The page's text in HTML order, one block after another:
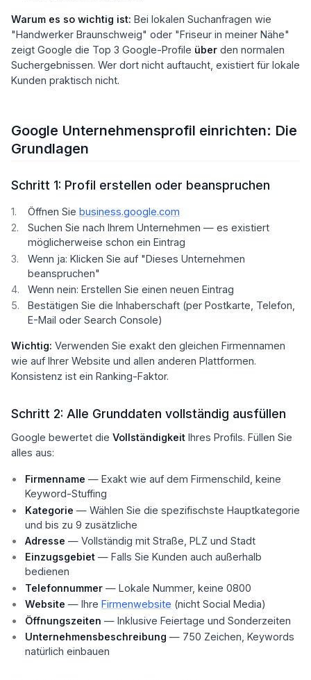
Warum es so wichtig ist: Bei lokalen Suchanfragen wie
"Handwerker Braunschweig" oder "Friseur in meiner Nähe"
zeigt Google die Top 3 Google-Profile über den normalen
Suchergebnissen. Wer dort nicht auftaucht, existiert für lokale
Kunden praktisch nicht.
Google Unternehmensprofil einrichten: Die
Grundlagen
Schritt 1: Profil erstellen oder beanspruchen
Öffnen Sie business.google.com
Suchen Sie nach Ihrem Unternehmen — es existiert
möglicherweise schon ein Eintrag
Wenn ja: Klicken Sie auf "Dieses Unternehmen
beanspruchen"
Wenn nein: Erstellen Sie einen neuen Eintrag
Bestätigen Sie die Inhaberschaft (per Postkarte, Telefon,
E-Mail oder Search Console)
Wichtig: Verwenden Sie exakt den gleichen Firmennamen
wie auf Ihrer Website und allen anderen Plattformen.
Konsistenz ist ein Ranking-Faktor.
Schritt 2: Alle Grunddaten vollständig ausfüllen
Google bewertet die Vollständigkeit Ihres Profils. Füllen Sie
alles aus:
Firmenname — Exakt wie auf dem Firmenschild, keine
Keyword-Stuffing
Kategorie — Wählen Sie die spezifischste Hauptkategorie
und bis zu 9 zusätzliche
Adresse — Vollständig mit Straße, PLZ und Stadt
Einzugsgebiet — Falls Sie Kunden auch außerhalb
bedienen
Telefonnummer — Lokale Nummer, keine 0800
Website — Ihre Firmenwebsite (nicht Social Media)
Öffnungszeiten — Inklusive Feiertage und Sonderzeiten
Unternehmensbeschreibung — 750 Zeichen, Keywords
natürlich einbauen